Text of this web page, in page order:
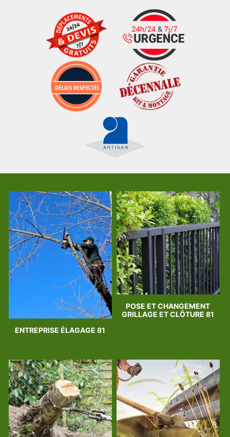
ENTREPRISE ÉLAGAGE 81
POSE ET CHANGEMENT
GRILLAGE ET CLÔTURE 81